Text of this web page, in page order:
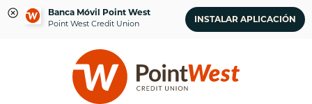
Banca Móvil Point West
Point West Credit Union INSTALAR APLICACIÓN
¿Qué
podemos
ayudarte